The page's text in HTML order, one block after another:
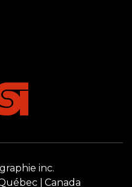
inc.
Canada